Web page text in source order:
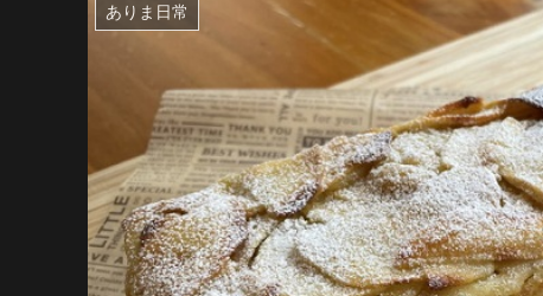
ありま日常